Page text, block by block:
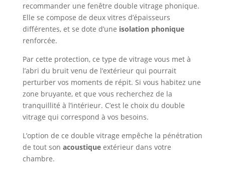
recommander une fenêtre double vitrage phonique.
Elle se compose de deux vitres d’épaisseurs
différentes, et se dote d’une isolation phonique
renforcée.
Par cette protection, ce type de vitrage vous met à
l’abri du bruit venu de l’extérieur qui pourrait
perturber vos moments de répit. Si vous habitez une
zone bruyante, et que vous recherchez de la
tranquillité à l’intérieur. C’est le choix du double
vitrage qui correspond à vos besoins.
L’option de ce double vitrage empêche la pénétration
de tout son acoustiqueextérieur dans votre
chambre.